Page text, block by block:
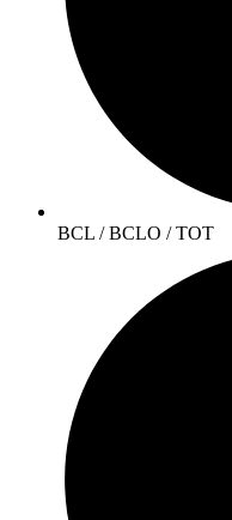
BCL / BCLO / TOT